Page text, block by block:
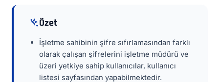
Özet
İşletme sahibinin şifre sıfırlamasından farklı
olarak çalışan şifrelerini işletme müdürü ve
üzeri yetkiye sahip kullanıcılar, kullanıcı
listesi sayfasından yapabilmektedir.